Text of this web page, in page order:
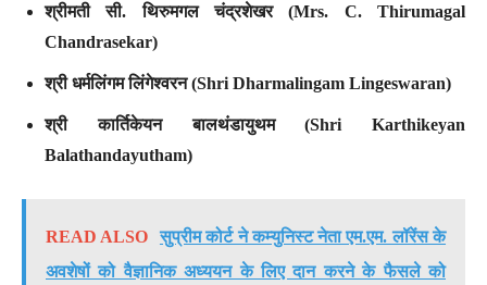
श्रीमती सी. थिरुमगल चंद्रशेखर (Mrs. C. Thirumagal
Chandrasekar)
श्री धर्मलिंगम लिंगेश्वरन (Shri Dharmalingam Lingeswaran)
श्री कार्तिकेयन बालथंडायुथम (Shri Karthikeyan
Balathandayutham)
READ ALSO
सुप्रीम कोर्ट ने कम्युनिस्ट नेता एम.एम. लॉरेंस के
अवशेषों को वैज्ञानिक अध्ययन के लिए दान करने के फैसले को